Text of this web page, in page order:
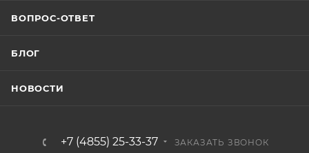
ВОПРОС-ОТВЕТ
БЛОГ
НОВОСТИ
+7 (4855) 25-33-37 ЗАКАЗАТЬ ЗВОНОК